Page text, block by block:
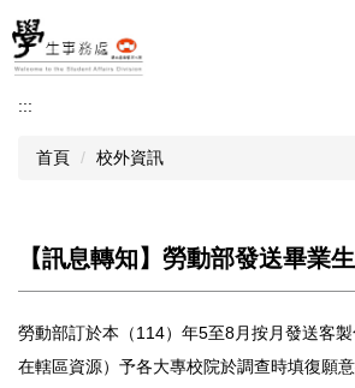
跳
到
主
內
:::
首頁 校外資訊
【訊息轉知】勞動部發送畢業
勞動部訂於本（114）年5至8月按月發送客
在轄區資源）予各大專校院於調查時填復願